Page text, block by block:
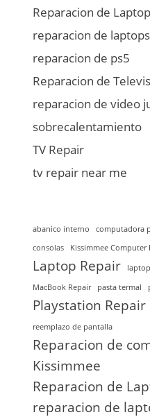
Reparacion de
reparacion de
reparacion de ps5
Reparacion de
reparacion de video
sobrecalentamiento
TV Repair
tv repair near me
abanico interno computadora
consolas
Kissimmee Computer
Laptop Repair
MacBook Repair
pasta termal
Playstation Repair
reemplazo de pantalla
Reparacion de
Kissimmee
Reparacion de
reparacion de